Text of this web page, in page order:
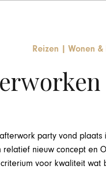
Reizen | Wonen
party vond plaats
relatief nieuw concept en
voor kwaliteit